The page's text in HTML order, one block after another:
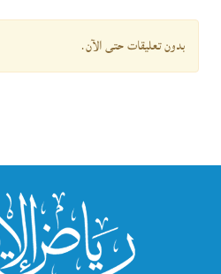
بدون تعليقات حتى الآن.